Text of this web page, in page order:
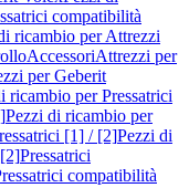
compatibilità
ricambio per Attrezzi
AccessoriAttrezzi per
per Geberit
ricambio per Pressatrici
Pezzi di ricambio per
[1] / [2]Pezzi di
Pressatrici
compatibilità